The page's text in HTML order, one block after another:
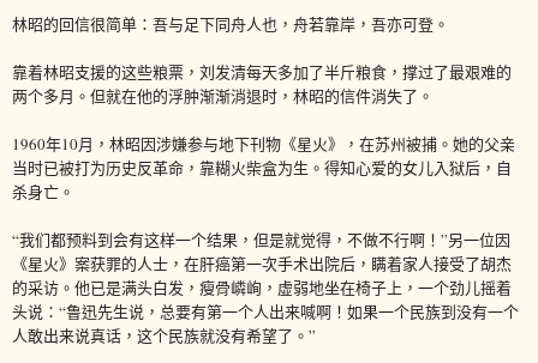
林昭的回信很简单：吾与足下同舟人也，舟若靠岸，吾亦可登。
靠着林昭支援的这些粮票，刘发清每天多加了半斤粮食，撑过了最艰难的
两个多月。但就在他的浮肿渐渐消退时，林昭的信件消失了。
1960年10月，林昭因涉嫌参与地下刊物《星火》，在苏州被捕。她的父亲
当时已被打为历史反革命，靠糊火柴盒为生。得知心爱的女儿入狱后，自
杀身亡。
“我们都预料到会有这样一个结果，但是就觉得，不做不行啊！”另一位因
《星火》案获罪的人士，在肝癌第一次手术出院后，瞒着家人接受了胡杰
的采访。他已是满头白发，瘦骨嶙峋，虚弱地坐在椅子上，一个劲儿摇着
头说：“鲁迅先生说，总要有第一个人出来喊啊！如果一个民族到没有一个
人敢出来说真话，这个民族就没有希望了。”